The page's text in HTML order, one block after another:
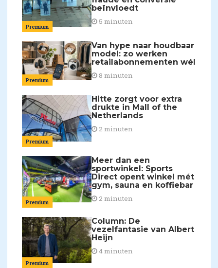
Premium
beïnvloedt
5 minuten
Premium
Van hype naar houdbaar
model: zo werken
retailabonnementen wél
8 minuten
Premium
Hitte zorgt voor extra
drukte in Mall of the
Netherlands
2 minuten
Premium
Meer dan een
sportwinkel: Sports
Direct opent winkel mét
gym, sauna en koffiebar
2 minuten
Premium
Column: De
vezelfantasie van Albert
Heijn
4 minuten